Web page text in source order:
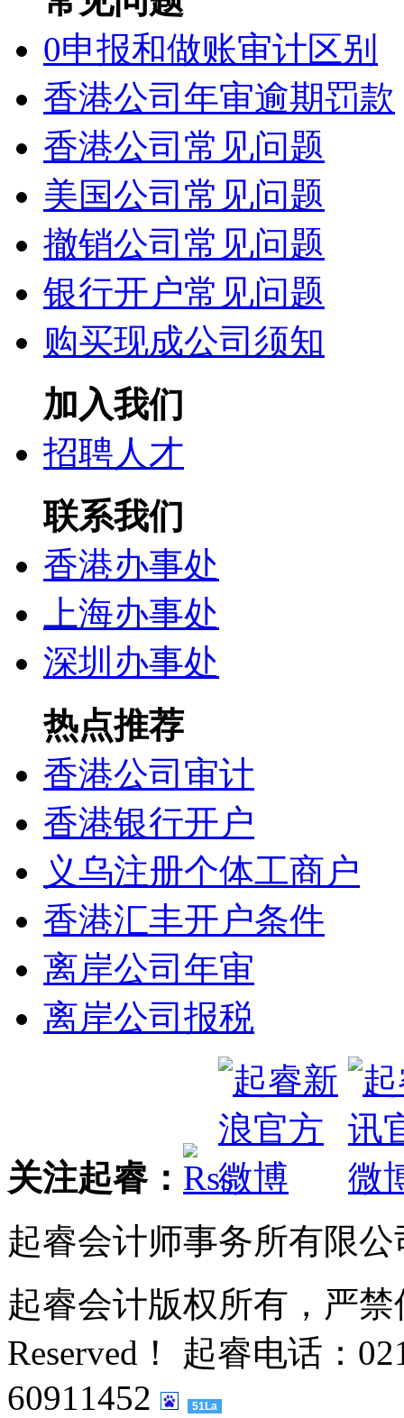
0申报和做账审计区别
香港公司年审逾期罚款
香港公司常见问题
美国公司常见问题
撤销公司常见问题
银行开户常见问题
购买现成公司须知
加入我们
招聘人才
联系我们
香港办事处
上海办事处
深圳办事处
热点推荐
香港公司审计
香港银行开户
义乌注册个体工商户
香港汇丰开户条件
离岸公司年审
离岸公司报税
关注起睿：
起睿会计师事务所有限
起睿会计版权所有，严
Reserved！ 起睿电话：
60911452
51La